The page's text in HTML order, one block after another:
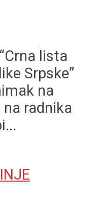
lista
Srpske”
na
radnika